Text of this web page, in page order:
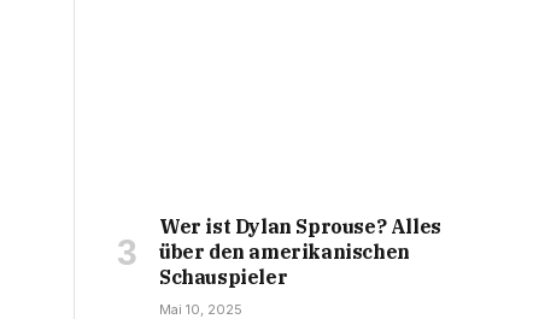
Wer ist Dylan Sprouse? Alles
über den amerikanischen
Schauspieler
Mai 10, 2025